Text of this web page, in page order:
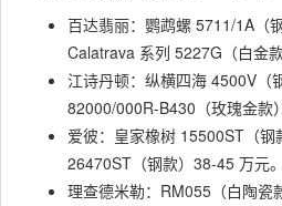
百达翡丽：鹦鹉螺 5711/1A（
Calatrava 系列 5227G（白金
江诗丹顿：纵横四海 4500V（
82000/000R-B430（玫瑰金款
爱彼：皇家橡树 15500ST（
26470ST（钢款）38-45 万元。
理查德米勒：RM055（白陶瓷